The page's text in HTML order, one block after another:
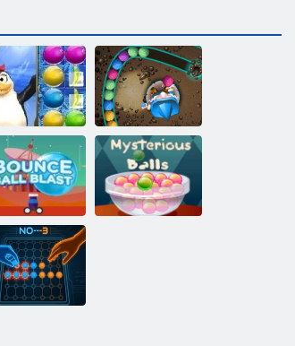
Arctic Puu Sorcerer
Põrgatama palli
lööklaine